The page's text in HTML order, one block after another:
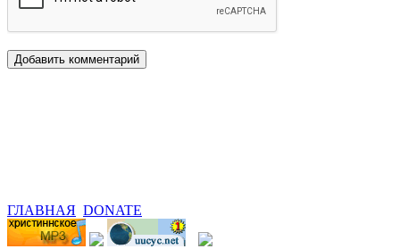
ГЛАВНАЯ DONATE